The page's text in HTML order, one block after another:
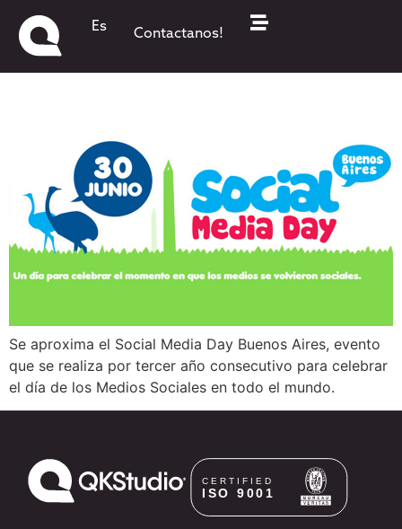
Es Contactanos!
Se viene el Social Media Day
Buenos Aires 2012
Se aproxima el Social Media Day Buenos Aires, evento
que se realiza por tercer año consecutivo para celebrar
el día de los Medios Sociales en todo el mundo.